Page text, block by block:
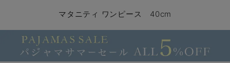
マタニティ トップス
マタニティ 授乳 キャミソール
マタニティ フォーマル パンツ・ボトムス
【アウトレット】パジャマ
コットン素材 スカート
オフィス
きれいめ美脚パンツ派
短肌着
快適ウェア10%OFF
ジャンパースカート/
10,001円（税込）〜
保温&リカバリー
【冬のあったか特集
マタニティ ワンピース 40cm